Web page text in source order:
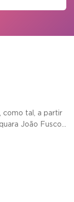
como tal, a partir
João Fusco...